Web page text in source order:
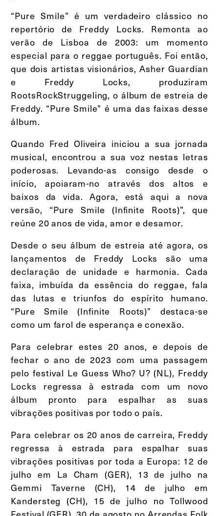
“Pure Smile” é um verdadeiro clássico no
repertório de Freddy Locks. Remonta ao
verão de Lisboa de 2003: um momento
especial para o reggae português. Foi então,
que dois artistas visionários, Asher Guardian
e Freddy Locks, produziram
RootsRockStruggeling, o álbum de estreia de
Freddy. “Pure Smile” é uma das faixas desse
álbum.
Quando Fred Oliveira iniciou a sua jornada
musical, encontrou a sua voz nestas letras
poderosas. Levando-as consigo desde o
início, apoiaram-no através dos altos e
baixos da vida. Agora, está aqui a nova
versão, “Pure Smile (Infinite Roots)”, que
reúne 20 anos de vida, amor e desamor.
Desde o seu álbum de estreia até agora, os
lançamentos de Freddy Locks são uma
declaração de unidade e harmonia. Cada
faixa, imbuída da essência do reggae, fala
das lutas e triunfos do espírito humano.
“Pure Smile (Infinite Roots)” destaca-se
como um farol de esperança e conexão.
Para celebrar estes 20 anos, e depois de
fechar o ano de 2023 com uma passagem
pelo festival Le Guess Who? U? (NL), Freddy
Locks regressa à estrada com um novo
álbum pronto para espalhar as suas
vibrações positivas por todo o país.
Para celebrar os 20 anos de carreira, Freddy
regressa à estrada para espalhar suas
vibrações positivas por toda a Europa: 12 de
julho em La Cham (GER), 13 de julho na
Gemmi Taverne (CH), 14 de julho em
Kandersteg (CH), 15 de julho no Tollwood